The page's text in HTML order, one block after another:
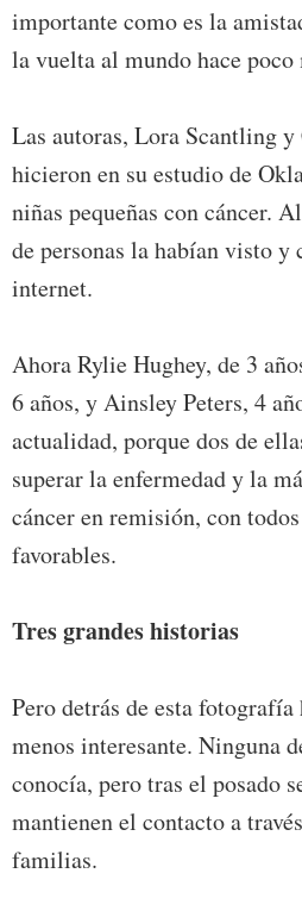
importante como es la
la vuelta al mundo hace poco
Las autoras, Lora Scantling
hicieron en su estudio de
niñas pequeñas con cáncer.
de personas la habían visto y
internet.
Ahora Rylie Hughey, de 3
6 años, y Ainsley Peters, 4
actualidad, porque dos de
superar la enfermedad y la
cáncer en remisión, con
favorables.
Tres grandes historias
Pero detrás de esta
menos interesante. Ninguna
conocía, pero tras el posado
mantienen el contacto a
familias.